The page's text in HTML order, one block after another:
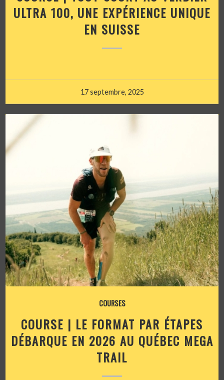
ULTRA 100, UNE EXPÉRIENCE UNIQUE
EN SUISSE
17 septembre, 2025
COURSES
COURSE | LE FORMAT PAR ÉTAPES
DÉBARQUE EN 2026 AU QUÉBEC MEGA
TRAIL